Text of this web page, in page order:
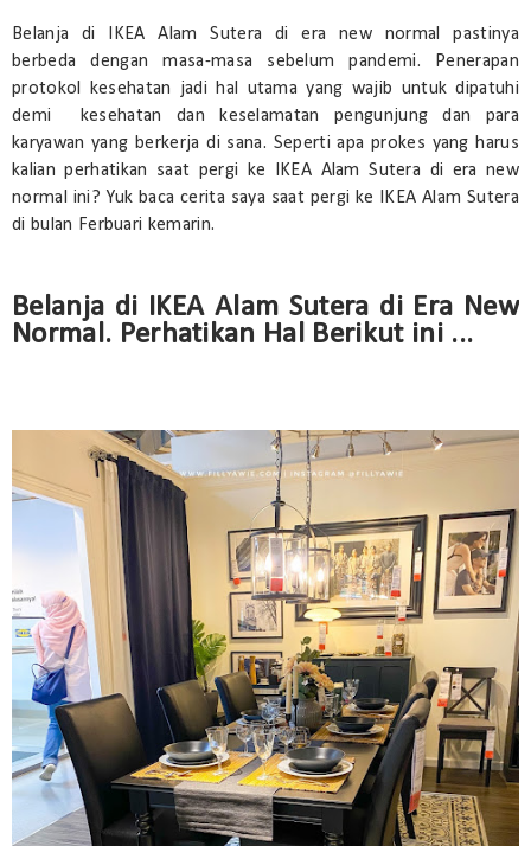
Belanja di IKEA Alam Sutera di era new normal pastinya
berbeda dengan masa-masa sebelum pandemi. Penerapan
protokol kesehatan jadi hal utama yang wajib untuk dipatuhi
demi kesehatan dan keselamatan pengunjung dan para
karyawan yang berkerja di sana. Seperti apa prokes yang harus
kalian perhatikan saat pergi ke IKEA Alam Sutera di era new
normal ini? Yuk baca cerita saya saat pergi ke IKEA Alam Sutera
di bulan Ferbuari kemarin.
Belanja di IKEA Alam Sutera di Era New
Normal. Perhatikan Hal Berikut ini ...